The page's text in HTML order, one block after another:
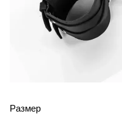
Размер